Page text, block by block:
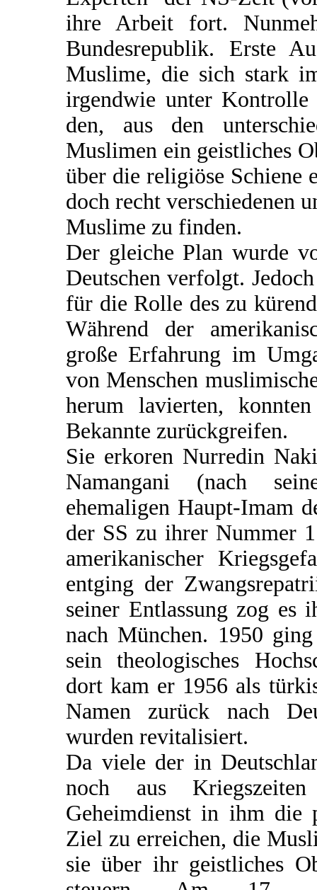
ihre Arbeit fort.
Bundesrepublik. Erste
Muslime, die sich stark
irgendwie unter
den, aus den
Muslimen ein geistliches
über die religiöse Schiene
doch recht verschiedenen
Muslime zu finden.
Der gleiche Plan wurde
Deutschen verfolgt.
für die Rolle des zu
Während der
große Erfahrung im
von Menschen
herum lavierten,
Bekannte zurückgreifen.
Sie erkoren Nurredin
Namangani (nach
ehemaligen Haupt-Imam
der SS zu ihrer Nummer
amerikanischer
entging der
seiner Entlassung zog es
nach München. 1950
sein theologisches
dort kam er 1956 als
Namen zurück nach
wurden revitalisiert.
Da viele der in
noch aus
Geheimdienst in ihm die
Ziel zu erreichen, die
sie über ihr geistliches